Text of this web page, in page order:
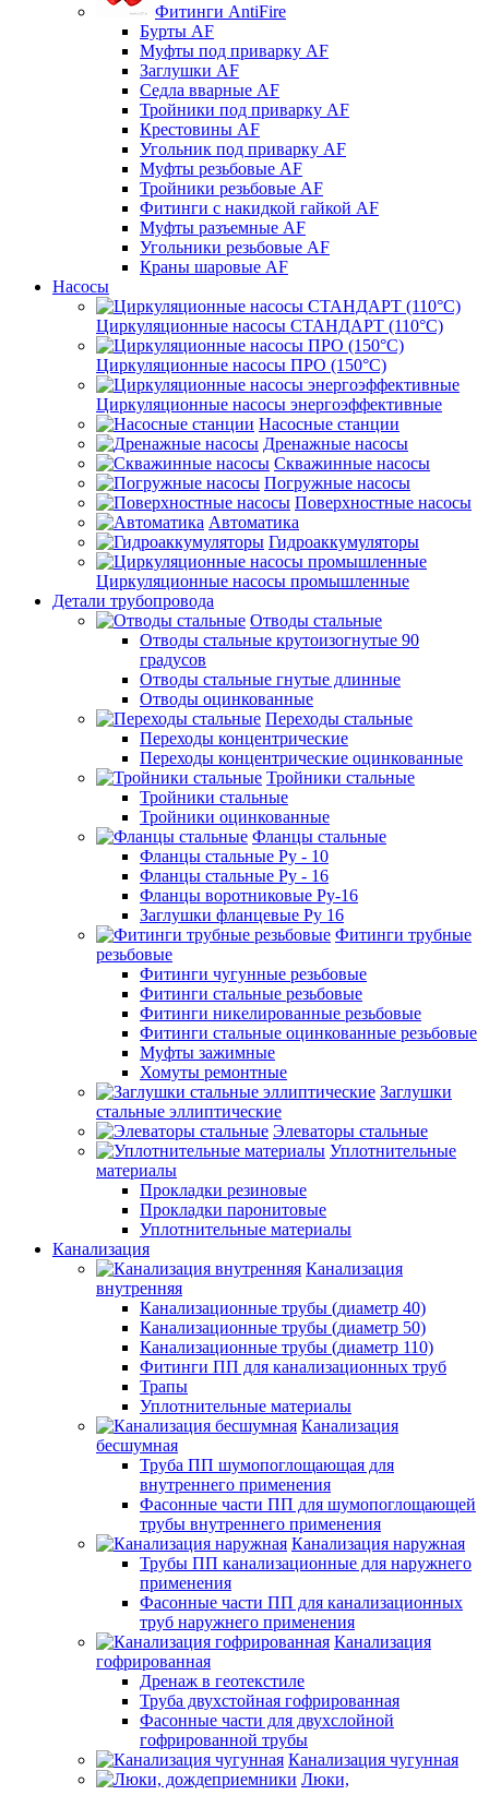
Фитинги AntiFire
Бурты AF
Муфты под приварку AF
Заглушки AF
Седла вварные AF
Тройники под приварку AF
Крестовины AF
Угольник под приварку AF
Муфты резьбовые AF
Тройники резьбовые AF
Фитинги с накидкой гайкой AF
Муфты разъемные AF
Угольники резьбовые AF
Краны шаровые AF
Насосы
Циркуляционные насосы СТАНДАРТ (110°C)
Циркуляционные насосы ПРО (150°C)
Циркуляционные насосы энергоэффективные
Насосные станции
Дренажные насосы
Скважинные насосы
Погружные насосы
Поверхностные насосы
Автоматика
Гидроаккумуляторы
Циркуляционные насосы промышленные
Детали трубопровода
Отводы стальные
Отводы стальные крутоизогнутые 90
градусов
Отводы стальные гнутые длинные
Отводы оцинкованные
Переходы стальные
Переходы концентрические
Переходы концентрические оцинкованные
Тройники стальные
Тройники стальные
Тройники оцинкованные
Фланцы стальные
Фланцы стальные Ру - 10
Фланцы стальные Ру - 16
Фланцы воротниковые Ру-16
Заглушки фланцевые Ру 16
Фитинги трубные
резьбовые
Фитинги чугунные резьбовые
Фитинги стальные резьбовые
Фитинги никелированные резьбовые
Фитинги стальные оцинкованные резьбовые
Муфты зажимные
Хомуты ремонтные
Заглушки
стальные эллиптические
Элеваторы стальные
Уплотнительные
материалы
Прокладки резиновые
Прокладки паронитовые
Уплотнительные материалы
Канализация
Канализация
внутренняя
Канализационные трубы (диаметр 40)
Канализационные трубы (диаметр 50)
Канализационные трубы (диаметр 110)
Фитинги ПП для канализационных труб
Трапы
Уплотнительные материалы
Канализация
бесшумная
Труба ПП шумопоглощающая для
внутреннего применения
Фасонные части ПП для шумопоглощающей
трубы внутреннего применения
Канализация наружная
Трубы ПП канализационные для наружнего
применения
Фасонные части ПП для канализационных
труб наружнего применения
Канализация
гофрированная
Дренаж в геотекстиле
Труба двухстойная гофрированная
Фасонные части для двухслойной
гофрированной трубы
Канализация чугунная
Люки,